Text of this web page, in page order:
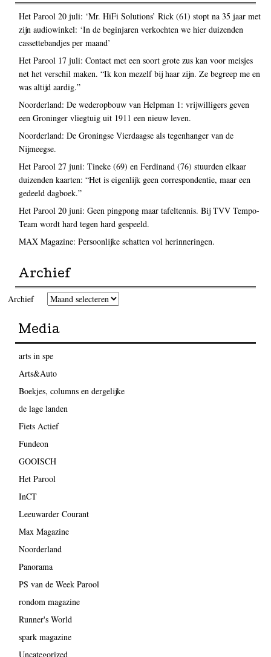
Het Parool 20 juli: ‘Mr. HiFi Solutions’ Rick (61) stopt na 35 jaar met
zijn audiowinkel: ‘In de beginjaren verkochten we hier duizenden
cassettebandjes per maand’
Het Parool 17 juli: Contact met een soort grote zus kan voor meisjes
net het verschil maken. “Ik kon mezelf bij haar zijn. Ze begreep me en
was altijd aardig.”
Noorderland: De wederopbouw van Helpman 1: vrijwilligers geven
een Groninger vliegtuig uit 1911 een nieuw leven.
Noorderland: De Groningse Vierdaagse als tegenhanger van de
Nijmeegse.
Het Parool 27 juni: Tineke (69) en Ferdinand (76) stuurden elkaar
duizenden kaarten: “Het is eigenlijk geen correspondentie, maar een
gedeeld dagboek.”
Het Parool 20 juni: Geen pingpong maar tafeltennis. Bij TVV Tempo-
Team wordt hard tegen hard gespeeld.
MAX Magazine: Persoonlijke schatten vol herinneringen.
Archief
Archief
Media
arts in spe
Arts&Auto
Boekjes, columns en dergelijke
de lage landen
Fiets Actief
Fundeon
GOOISCH
Het Parool
InCT
Leeuwarder Courant
Max Magazine
Noorderland
Panorama
PS van de Week Parool
rondom magazine
Runner's World
spark magazine
Uncategorized